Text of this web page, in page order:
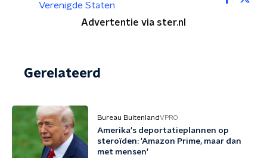
Verenigde Staten
Advertentie via ster.nl
Gerelateerd
Bureau BuitenlandVPRO
Amerika's deportatieplannen op
steroïden: 'Amazon Prime, maar dan
met mensen'